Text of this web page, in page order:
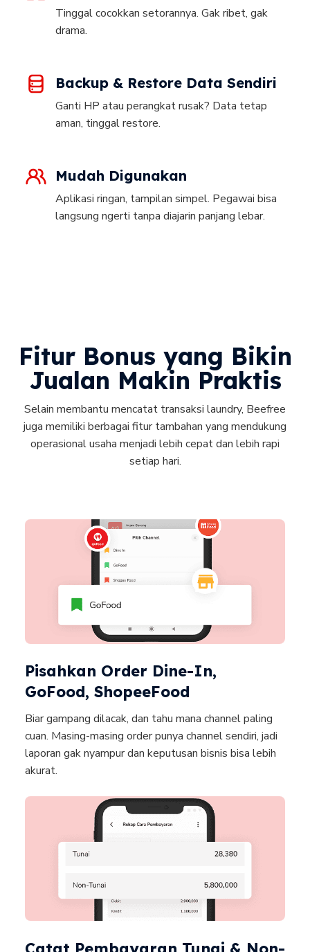
Tinggal cocokkan setorannya. Gak ribet, gak
drama.
Backup & Restore Data Sendiri
Ganti HP atau perangkat rusak? Data tetap
aman, tinggal restore.
Mudah Digunakan
Aplikasi ringan, tampilan simpel. Pegawai bisa
langsung ngerti tanpa diajarin panjang lebar.
Fitur Bonus yang Bikin
Jualan Makin Praktis
Selain membantu mencatat transaksi laundry, Beefree
juga memiliki berbagai fitur tambahan yang mendukung
operasional usaha menjadi lebih cepat dan lebih rapi
setiap hari.
Pisahkan Order Dine-In,
GoFood, ShopeeFood
Biar gampang dilacak, dan tahu mana channel paling
cuan. Masing-masing order punya channel sendiri, jadi
laporan gak nyampur dan keputusan bisnis bisa lebih
akurat.